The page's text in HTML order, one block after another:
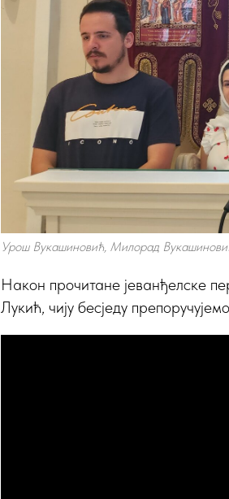
Урош Вукашиновић, Милорад
Након прочитане јеванђелске
Лукић, чију бесједу